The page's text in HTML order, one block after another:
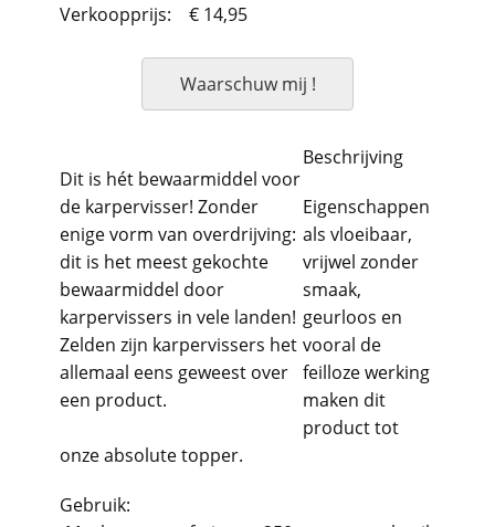
Verkoopprijs:
€ 14,95
Waarschuw mij !
Beschrijving
Dit is hét bewaarmiddel voor
de karpervisser! Zonder
enige vorm van overdrijving:
dit is het meest gekochte
bewaarmiddel door
karpervissers in vele landen!
Zelden zijn karpervissers het
allemaal eens geweest over
een product.
Eigenschappen
als vloeibaar,
vrijwel zonder
smaak,
geurloos en
vooral de
feilloze werking
maken dit
product tot
onze absolute topper.
Gebruik: